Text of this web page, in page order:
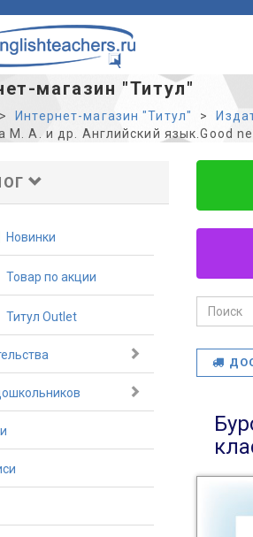
магазин "Титул"
Интернет-магазин "Титул"
М. А. и др. Английский язык.Good
Новинки
Товар по акции
Титул Outlet